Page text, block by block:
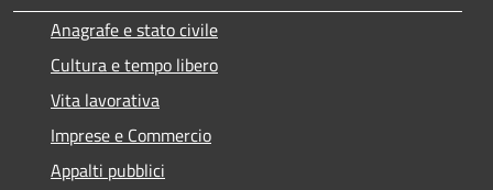
Anagrafe e stato civile
Cultura e tempo libero
Vita lavorativa
Imprese e Commercio
Appalti pubblici